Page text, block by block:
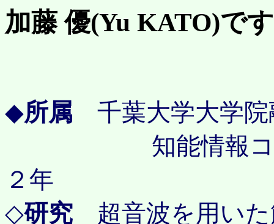
加藤 優(Yu KATO)です
◆所属 千葉大学大学院
知能情報コース
２年
◇研究 超音波を用いた